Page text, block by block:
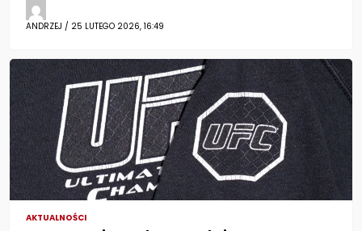
ANDRZEJ / 25 LUTEGO 2026, 16:49
AKTUALNOŚCI